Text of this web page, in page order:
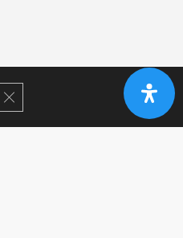
Close GDPR Cookie Banner